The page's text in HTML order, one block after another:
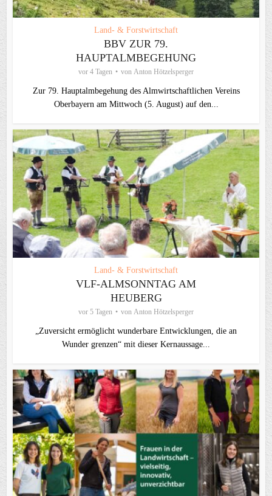
Land- & Forstwirtschaft
BBV ZUR 79.
HAUPTALMBEGEHUNG
vor 4 Tagen von Anton Hötzelsperger
Zur 79. Hauptalmbegehung des Almwirtschaftlichen Vereins
Oberbayern am Mittwoch (5. August) auf den...
Land- & Forstwirtschaft
VLF-ALMSONNTAG AM
HEUBERG
vor 5 Tagen von Anton Hötzelsperger
„Zuversicht ermöglicht wunderbare Entwicklungen, die an
Wunder grenzen“ mit dieser Kernaussage...